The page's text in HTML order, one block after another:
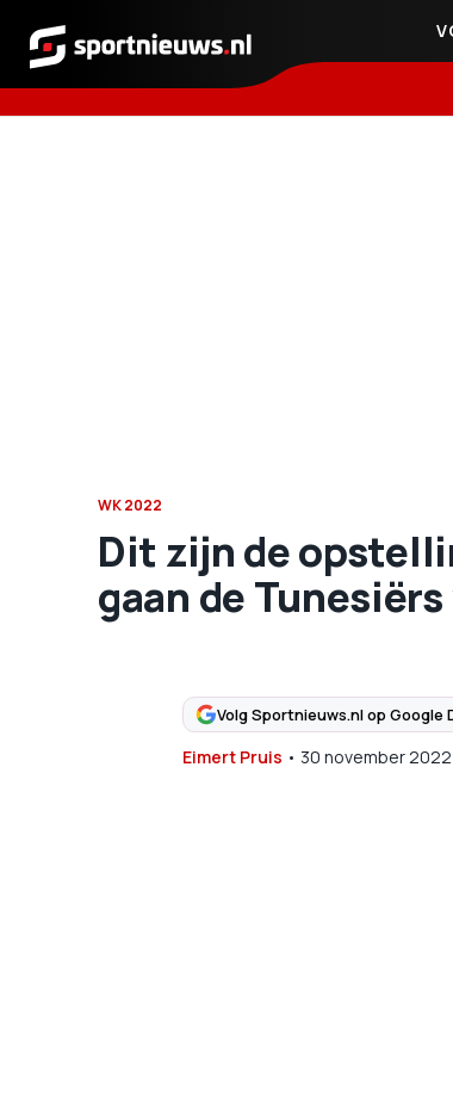
Sportnieuws.nl
WK 2022
Dit zijn de
gaan de
Volg Sportnieuws.nl op Google
Eimert Pruis • 30 november 2022